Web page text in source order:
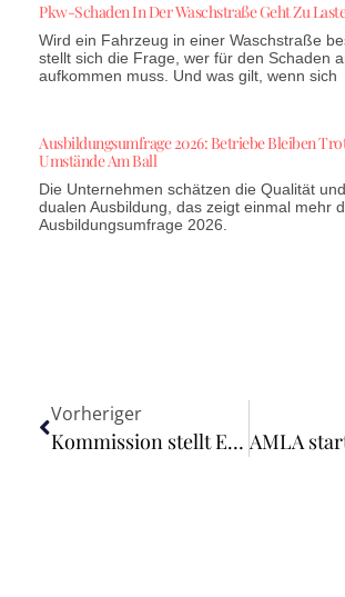
Pkw-Schaden In Der Waschstraße Geht Zu
Wird ein Fahrzeug in einer Waschstraße
stellt sich die Frage, wer für den Schaden
aufkommen muss. Und was gilt, wenn sich
Ausbildungsumfrage 2026: Betriebe Bleiben
Umstände Am Ball
Die Unternehmen schätzen die Qualität
dualen Ausbildung, das zeigt einmal mehr
Ausbildungsumfrage 2026.
Vorheriger
Kommission stellt EU-Aktionsplan zu Cybersicherheit und künstlicher Intelligenz vor